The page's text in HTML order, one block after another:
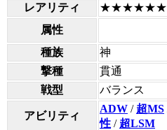
レアリティ
★★★★★★
属性
種族
神
撃種
貫通
戦型
バランス
アビリティ
ADW / 超MS
性 / 超LSM